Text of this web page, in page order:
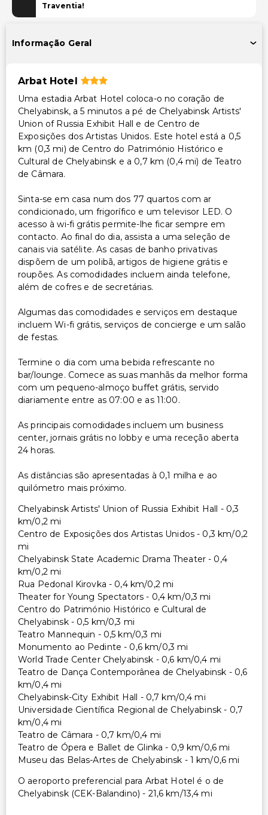
Outros serviços
Cofre na recepção
Traventia!
Informação Geral
Arbat Hotel
Uma estadia Arbat Hotel coloca-o no coração de
Chelyabinsk, a 5 minutos a pé de Chelyabinsk Artists'
Union of Russia Exhibit Hall e de Centro de
Exposições dos Artistas Unidos. Este hotel está a 0,5
km (0,3 mi) de Centro do Património Histórico e
Cultural de Chelyabinsk e a 0,7 km (0,4 mi) de Teatro
de Câmara.
Sinta-se em casa num dos 77 quartos com ar
condicionado, um frigorífico e um televisor LED. O
acesso à wi-fi grátis permite-lhe ficar sempre em
contacto. Ao final do dia, assista a uma seleção de
canais via satélite. As casas de banho privativas
dispõem de um polibã, artigos de higiene grátis e
roupões. As comodidades incluem ainda telefone,
além de cofres e de secretárias.
Algumas das comodidades e serviços em destaque
incluem Wi-fi grátis, serviços de concierge e um salão
de festas.
Termine o dia com uma bebida refrescante no
bar/lounge. Comece as suas manhãs da melhor forma
com um pequeno-almoço buffet grátis, servido
diariamente entre as 07:00 e as 11:00.
As principais comodidades incluem um business
center, jornais grátis no lobby e uma receção aberta
24 horas.
As distâncias são apresentadas à 0,1 milha e ao
quilómetro mais próximo.
Chelyabinsk Artists' Union of Russia Exhibit Hall - 0,3
km/0,2 mi
Centro de Exposições dos Artistas Unidos - 0,3 km/0,2
mi
Chelyabinsk State Academic Drama Theater - 0,4
km/0,2 mi
Rua Pedonal Kirovka - 0,4 km/0,2 mi
Theater for Young Spectators - 0,4 km/0,3 mi
Centro do Património Histórico e Cultural de
Chelyabinsk - 0,5 km/0,3 mi
Teatro Mannequin - 0,5 km/0,3 mi
Monumento ao Pedinte - 0,6 km/0,3 mi
World Trade Center Chelyabinsk - 0,6 km/0,4 mi
Teatro de Dança Contemporânea de Chelyabinsk - 0,6
km/0,4 mi
Chelyabinsk-City Exhibit Hall - 0,7 km/0,4 mi
Universidade Científica Regional de Chelyabinsk - 0,7
km/0,4 mi
Teatro de Câmara - 0,7 km/0,4 mi
Teatro de Ópera e Ballet de Glinka - 0,9 km/0,6 mi
Museu das Belas-Artes de Chelyabinsk - 1 km/0,6 mi
O aeroporto preferencial para Arbat Hotel é o de
Chelyabinsk (CEK-Balandino) - 21,6 km/13,4 mi